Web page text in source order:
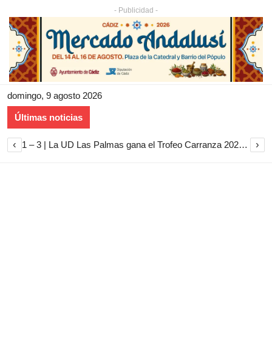
- Publicidad -
domingo, 9 agosto 2026
Últimas noticias
‹ 1 – 3 | La UD Las Palmas gana el Trofeo Carranza 2026 tras imponerse al Cádiz CF ›